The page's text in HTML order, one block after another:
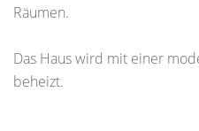
Räumen.
Das Haus wird mit einer
beheizt.